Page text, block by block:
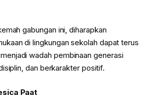
gabungan ini, diharapkan
di lingkungan sekolah dapat terus
wadah pembinaan generasi
dan berkarakter positif.
Paat